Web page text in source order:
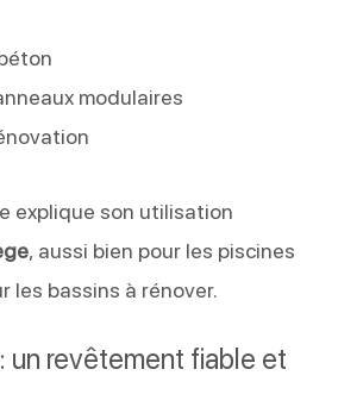
modulaires
explique son utilisation
, aussi bien pour les piscines
les bassins à rénover.
un revêtement fiable et